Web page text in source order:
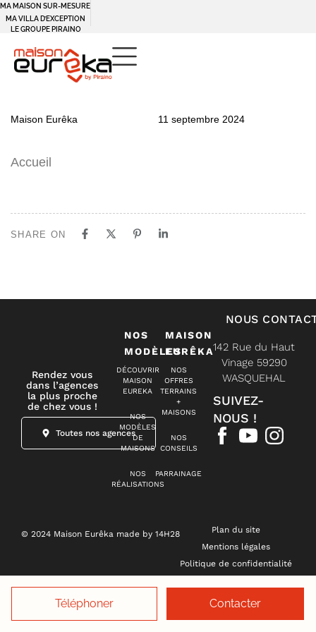
Téléphoner Contacter
MA MAISON SUR-MESURE
MA VILLA D’EXCEPTION
LE GROUPE PIRAINO
IN:
Maison Eurêka
on:
11 septembre 2024
Accueil
SHARE ON
Rendez vous
dans l’agences
la plus proche
de chez vous !
Toutes nos agences
NOS
MODÈLES
DÉCOUVRIR
MAISON
EUREKA
NOS
MODÈLES
DE
MAISONS
NOS
RÉALISATIONS
MAISON
EURÊKA
NOS
OFFRES
TERRAINS
+
MAISONS
NOS
CONSEILS
PARRAINAGE
NOUS
142 Rue du Haut
Vinage 59290
WASQUEHAL
SUIVEZ-
NOUS !
© 2024 Maison Eurêka made by 14H28
Plan du site
Mentions légales
Politique de confidentialité